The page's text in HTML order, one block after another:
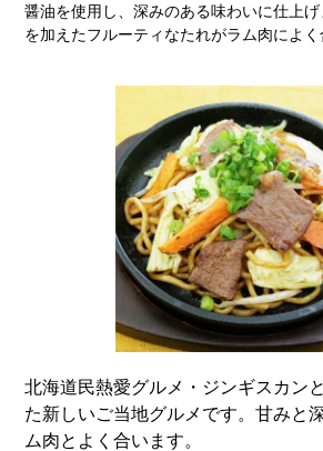
醤油を使用し、深みのある味わいに仕上
を加えたフルーティなたれがラム肉によく
北海道民熱愛グルメ・ジンギスカン
た新しいご当地グルメです。甘みと
ム肉とよく合います。